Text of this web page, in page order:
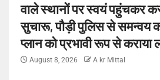
वाले स्थानों पर स्वयं पहुंचकर
सुचारू, पौड़ी पुलिस से समन्वय
प्लान को प्रभावी रूप से कराया
August 8, 2026 A kr Mittal